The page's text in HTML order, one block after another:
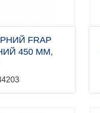
FRAP
450 ММ,